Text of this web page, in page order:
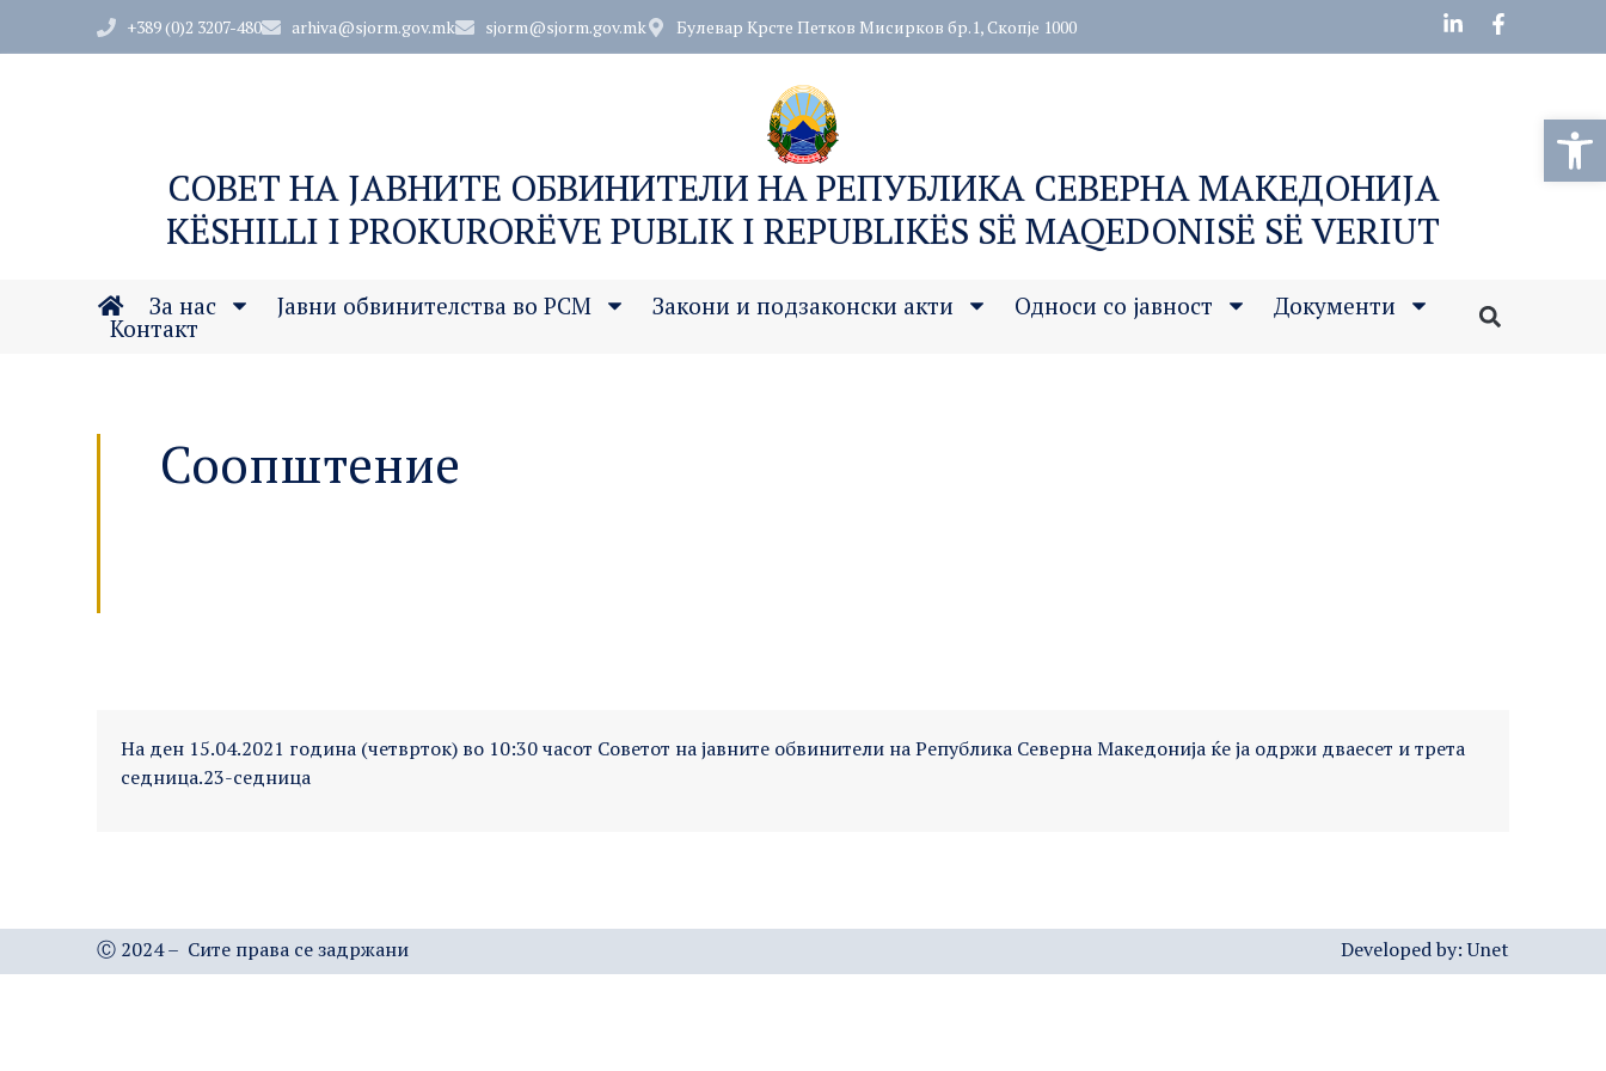
+389 (0)2 3207-480 arhiva@sjorm.gov.mk sjorm@sjorm.gov.mk Булевар Крсте Петков Мисирков бр.1, Скопје 1000
СОВЕТ НА ЈАВНИТЕ ОБВИНИТЕЛИ НА РЕПУБЛИКА СЕВЕРНА МАКЕДОНИЈА
KËSHILLI I PROKURORËVE PUBLIK I REPUBLIKËS SË MAQEDONISË SË VERIUT
За нас Јавни обвинителства во РСМ Закони и подзаконски акти Односи со јавност Документи
Контакт
Соопштение
На ден 15.04.2021 година (четврток) во 10:30 часот Советот на јавните обвинители на Република Северна Македонија ќе ја одржи дваесет и трета
седница.23-седница
Ⓒ 2024 – Сите права се задржани Developed by:Unet